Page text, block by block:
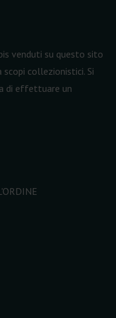
venduti su questo sito
collezionistici. Si
di effettuare un